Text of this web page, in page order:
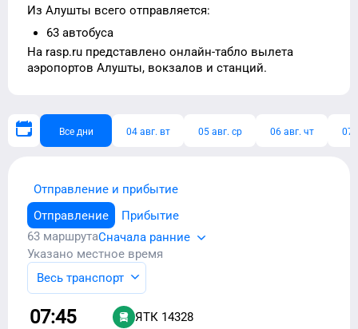
Из Алушты всего отправляется:
63 автобуса
На rasp.ru представлено онлайн-табло вылета
аэропортов Алушты, вокзалов и станций.
Все дни 04 авг. вт 05 авг. ср 06 авг. чт 07
Отправление и прибытие
Отправление
Прибытие
63 маршрутаСначала ранние
Указано местное время
Весь транспорт
07:45
ЯТК 14328